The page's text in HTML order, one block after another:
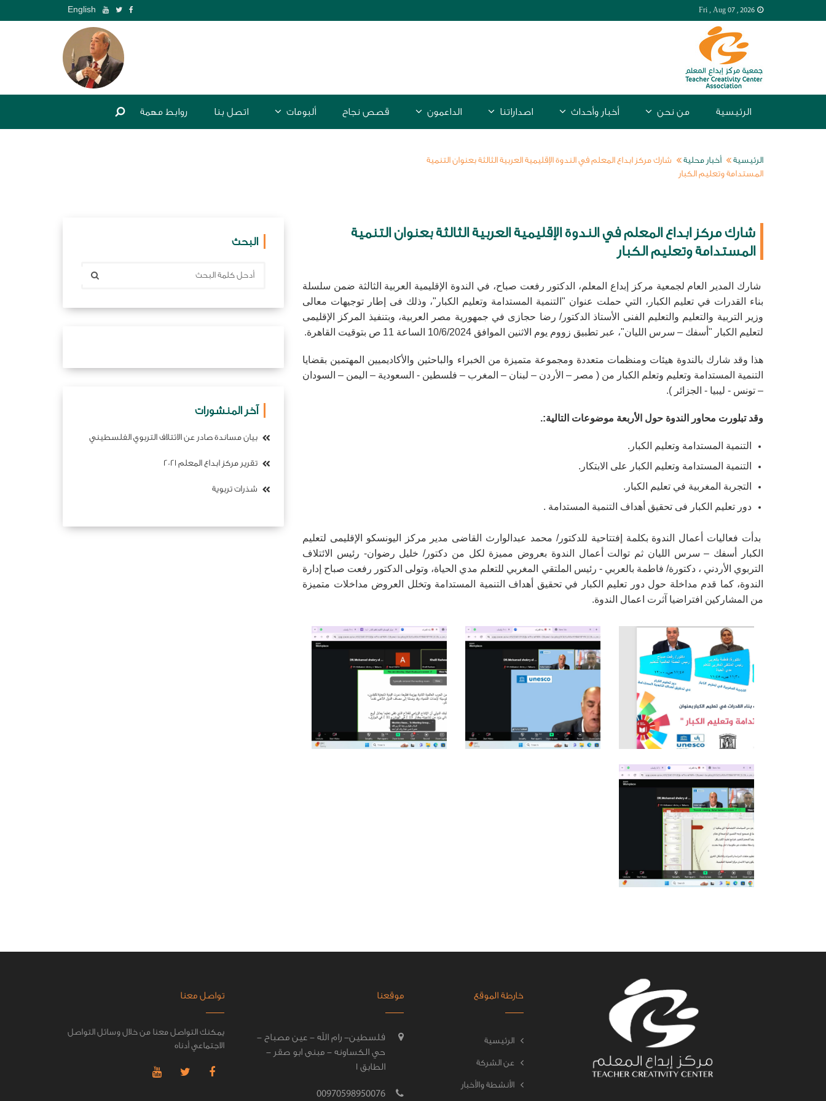
Fri , Aug 07 , 2026
English
الرئيسية من نحن أخبار وأحداث اصداراتنا الداعمون قصص نجاح ألبومات اتصل بنا روابط مهمة
الرئيسية أخبار محلية
شارك مركز ابداع المعلم في الندوة الإقليمية العربية الثالثة بعنوان التنمية
المستدامة وتعليم الكبار
شارك مركز ابداع المعلم في الندوة الإقليمية العربية الثالثة بعنوان التنمية
المستدامة وتعليم الكبار
شارك المدير العام لجمعية مركز إبداع المعلم، الدكتور رفعت صباح، في الندوة الإقليمية العربية الثالثة ضمن سلسلة
بناء القدرات في تعليم الكبار، التي حملت عنوان "التنمية المستدامة وتعليم الكبار"، وذلك فى إطار توجيهات معالى
وزير التربية والتعليم والتعليم الفنى الأستاذ الدكتور/ رضا حجازى في جمهورية مصر العربية، وبتنفيذ المركز الإقليمى
لتعليم الكبار "أسفك – سرس الليان"، عبر تطبيق زووم يوم الاثنين الموافق 10/6/2024 الساعة 11 ص بتوقيت القاهرة.
هذا وقد شارك بالندوة هيئات ومنظمات متعددة ومجموعة متميزة من الخبراء والباحثين والأكاديميين المهتمين بقضايا
التنمية المستدامة وتعليم وتعلم الكبار من ( مصر – الأردن – لبنان – المغرب – فلسطين - السعودية – اليمن – السودان
– تونس - ليبيا - الجزائر ).
وقد تبلورت محاور الندوة حول الأربعة موضوعات التالية:.
التنمية المستدامة وتعليم الكبار.
التنمية المستدامة وتعليم الكبار على الابتكار.
التجربة المغربية في تعليم الكبار.
دور تعليم الكبار فى تحقيق أهداف التنمية المستدامة .
بدأت فعاليات أعمال الندوة بكلمة إفتتاحية للدكتور/ محمد عبدالوارث القاضى مدير مركز اليونسكو الإقليمى لتعليم
الكبار أسفك – سرس الليان ثم توالت أعمال الندوة بعروض مميزة لكل من دكتور/ خليل رضوان- رئيس الائتلاف
التربوي الأردني ، دكتورة/ فاطمة بالعربي - رئيس الملتقي المغربي للتعلم مدي الحياة، وتولى الدكتور رفعت صباح إدارة
الندوة، كما قدم مداخلة حول دور تعليم الكبار في تحقيق أهداف التنمية المستدامة وتخلل العروض مداخلات متميزة
من المشاركين افتراضيا آثرت اعمال الندوة.
البحث
آخر المنشورات
بيان مساندة صادر عن الائتلاف التربوي الفلسطيني
تقرير مركز ابداع المعلم 2021
شذرات تربوية
خارطة الموقع
الرئيسية
عن الشركة
الأنشطة والأخبار
موقعنا
فلسطين- رام الله - عين مصباح -
حي الكساونه - مبنى ابو صقر -
الطابق 1
00970598950076
تواصل معنا
يمكنك التواصل معنا من خلال وسائل التواصل
الاجتماعي أدناه